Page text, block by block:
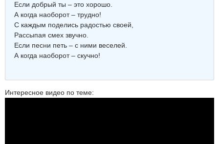
Если добрый ты – это хорошо.
А когда наоборот – трудно!
С каждым поделись радостью своей,
Рассыпая смех звучно.
Если песни петь – с ними веселей.
А когда наоборот – скучно!
Интересное видео по теме: